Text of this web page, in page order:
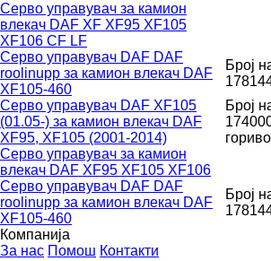
Серво управувач за камион
влекач DAF XF XF95 XF105
XF106 CF LF
Серво управувач DAF DAF
roolinupp за камион влекач DAF
XF105-460
Број
Серво управувач DAF XF105
(01.05-) за камион влекач DAF
XF95, XF105 (2001-2014)
Број
Серво управувач за камион
влекач DAF XF95 XF105 XF106
Серво управувач DAF DAF
roolinupp за камион влекач DAF
XF105-460
Број
Компанија
За нас Помош Контакти